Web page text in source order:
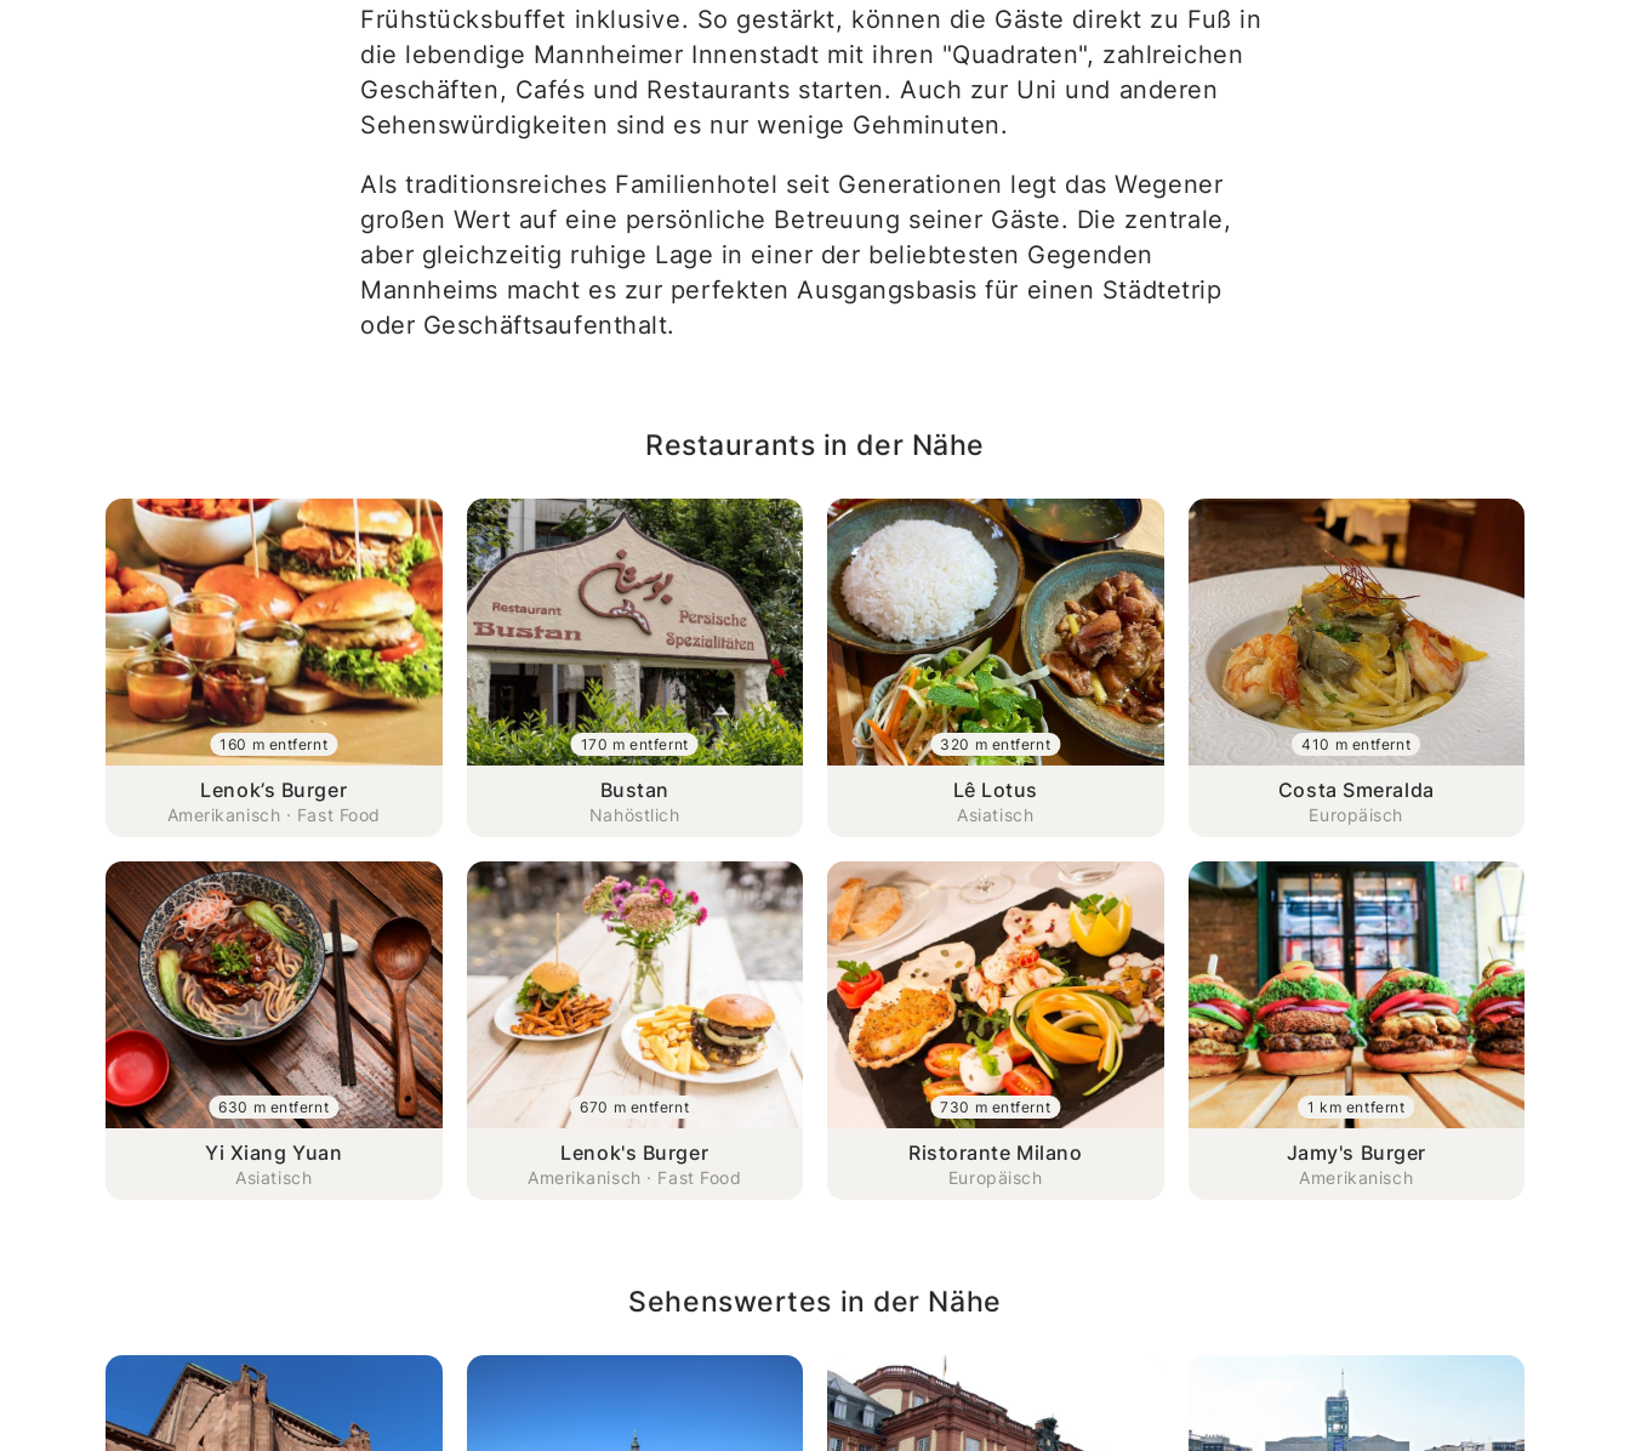
Frühstücksbuffet inklusive. So gestärkt, können die Gäste direkt zu Fuß in
die lebendige Mannheimer Innenstadt mit ihren "Quadraten", zahlreichen
Geschäften, Cafés und Restaurants starten. Auch zur Uni und anderen
Sehenswürdigkeiten sind es nur wenige Gehminuten.
Als traditionsreiches Familienhotel seit Generationen legt das Wegener
großen Wert auf eine persönliche Betreuung seiner Gäste. Die zentrale,
aber gleichzeitig ruhige Lage in einer der beliebtesten Gegenden
Mannheims macht es zur perfekten Ausgangsbasis für einen Städtetrip
oder Geschäftsaufenthalt.
Restaurants in der Nähe
Lenok’s Burger
Amerikanisch · Fast Food
160 m entfernt
Bustan
Nahöstlich
170 m entfernt
Lê Lotus
Asiatisch
320 m entfernt
Costa Smeralda
Europäisch
410 m entfernt
Yi Xiang Yuan
Asiatisch
630 m entfernt
Lenok's Burger
Amerikanisch · Fast Food
670 m entfernt
Ristorante Milano
Europäisch
730 m entfernt
Jamy's Burger
Amerikanisch
1 km entfernt
Sehenswertes in der Nähe